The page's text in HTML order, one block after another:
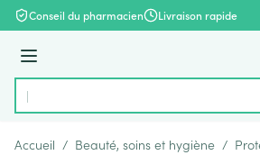
Aller au contenu
Conseil du pharmacien Livraison rapide
Menu
Rechercher
Accueil / Beauté, soins et hygiène /